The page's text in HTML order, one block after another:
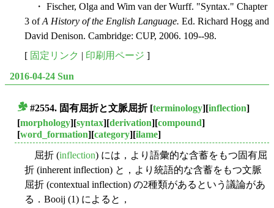
・ Fischer, Olga and Wim van der Wurff. "Syntax." Chapter
3 ofA History of the English Language. Ed. Richard Hogg and
David Denison. Cambridge: CUP, 2006. 109--98.
[ 固定リンク | 印刷用ページ ]
2016-04-24 Sun
#2554. 固有屈折と文脈屈折[terminology][inflection]
[morphology][syntax][derivation][compound]
[word_formation][category][ilame]
屈折 (inflection) には，より語彙的な含蓄をもつ固有屈
折 (inherent inflection) と，より統語的な含蓄をもつ文脈
屈折 (contextual inflection) の2種類があるという議論があ
る．Booij (1) によると，